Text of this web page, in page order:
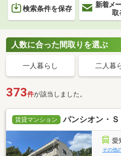
検索条件を保存
新着メ
取
人数に合った間取りを選ぶ
一人暮らし 二人暮
373件が該当しました。
賃貸マンション パンシオン・Ｓ
愛
その他